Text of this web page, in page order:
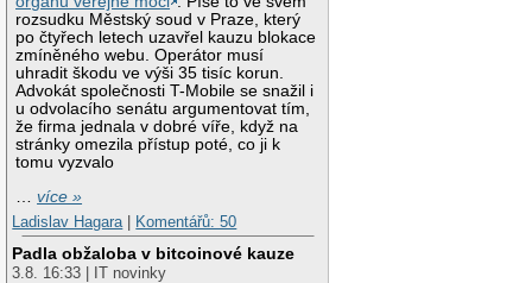
rozsudku Městský soud v Praze, který
po čtyřech letech uzavřel kauzu blokace
zmíněného webu. Operátor musí
uhradit škodu ve výši 35 tisíc korun.
Advokát společnosti T-Mobile se snažil i
u odvolacího senátu argumentovat tím,
že firma jednala v dobré víře, když na
stránky omezila přístup poté, co ji k
tomu vyzvalo
…více »
Ladislav Hagara| Komentářů: 50
Padla obžaloba v bitcoinové kauze
3.8. 16:33 | IT novinky